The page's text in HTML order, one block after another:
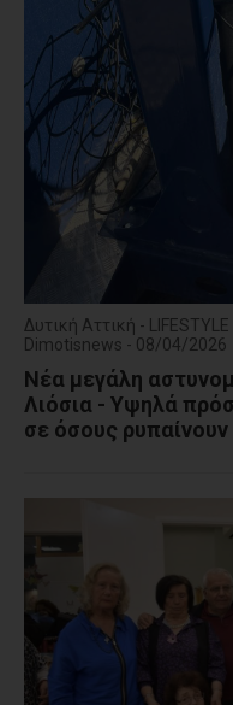
Δυτική Αττική - LIFESTYLE
Dimotisnews - 08/04/2026
Νέα μεγάλη
Λιόσια - Υψηλά
σε όσους